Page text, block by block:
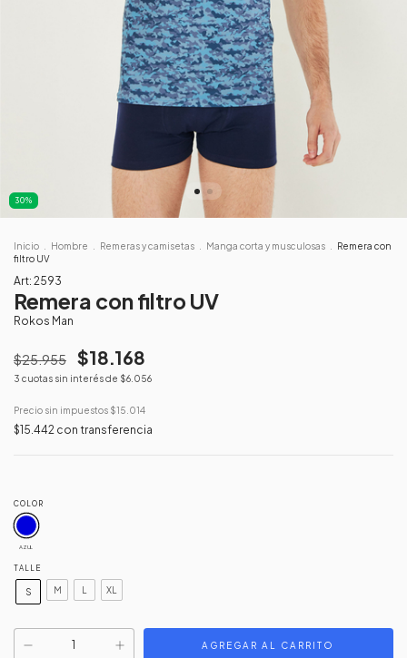
30%
Inicio Hombre Remeras y camisetas Manga corta y musculosas
Remera con
filtro UV
Art: 2593
Remera con filtro UV
Rokos Man
$25.955 $18.168
3 cuotas sin interés de $6.056
Precio sin impuestos $15.014
$15.442 con transferencia
COLOR
AZUL
TALLE
S M XL